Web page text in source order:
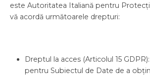
este Autoritatea Italiană pentru
vă acordă următoarele drepturi:
Dreptul la acces (Articolul 15
pentru Subiectul de Date de a